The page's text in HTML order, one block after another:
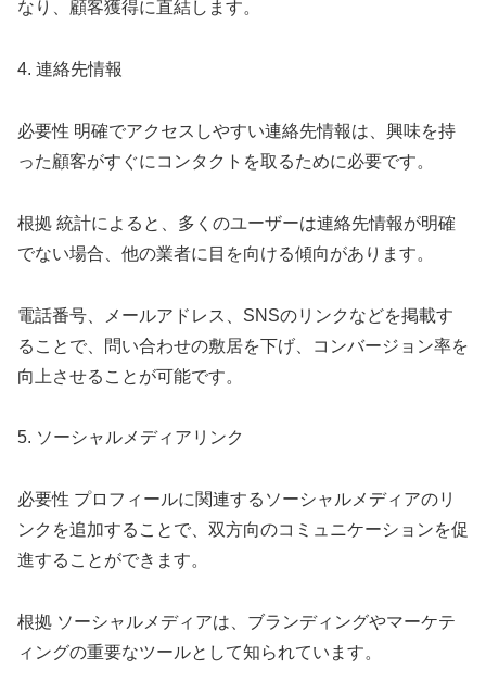
なり、顧客獲得に直結します。
4. 連絡先情報
必要性 明確でアクセスしやすい連絡先情報は、興味を持
った顧客がすぐにコンタクトを取るために必要です。
根拠 統計によると、多くのユーザーは連絡先情報が明確
でない場合、他の業者に目を向ける傾向があります。
電話番号、メールアドレス、SNSのリンクなどを掲載す
ることで、問い合わせの敷居を下げ、コンバージョン率を
向上させることが可能です。
5. ソーシャルメディアリンク
必要性 プロフィールに関連するソーシャルメディアのリ
ンクを追加することで、双方向のコミュニケーションを促
進することができます。
根拠 ソーシャルメディアは、ブランディングやマーケテ
ィングの重要なツールとして知られています。